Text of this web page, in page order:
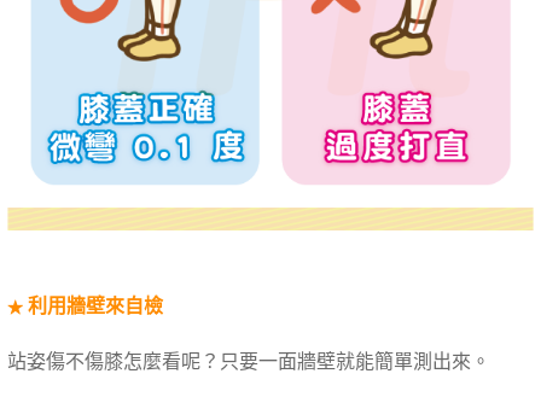
★ 利用牆壁來自檢
站姿傷不傷膝怎麼看呢？只要一面牆壁就能簡單測出來。